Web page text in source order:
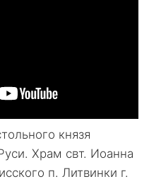
князя
Храм свт. Иоанна
п. Литвинки г.